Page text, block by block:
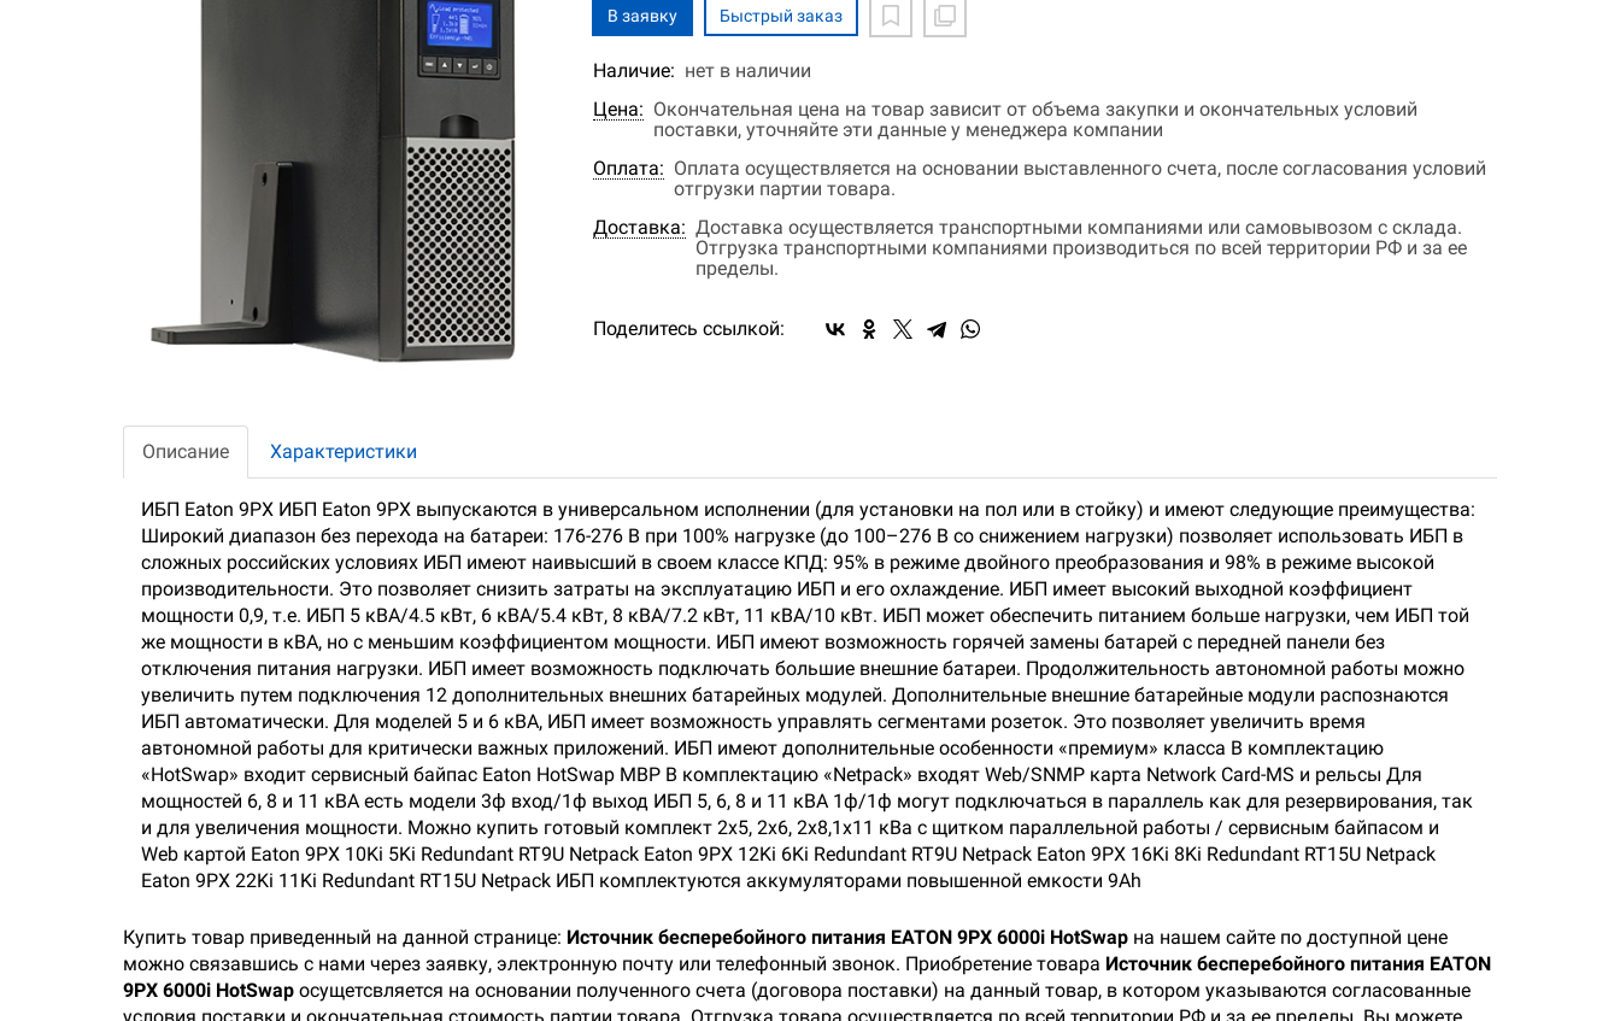
В заявку Быстрый заказ
Наличие: нет в наличии
Цена: Окончательная цена на товар зависит от объема закупки и окончательных условий
поставки, уточняйте эти данные у менеджера компании
Оплата: Оплата осуществляется на основании выставленного счета, после согласования условий
отгрузки партии товара.
Доставка: Доставка осуществляется транспортными компаниями или самовывозом с склада.
Отгрузка транспортными компаниями производиться по всей территории РФ и за ее
пределы.
Поделитесь ссылкой:
Описание Характеристики
ИБП Eaton 9PX ИБП Eaton 9PX выпускаются в универсальном исполнении (для установки на пол или в стойку) и имеют следующие преимущества:
Широкий диапазон без перехода на батареи: 176-276 В при 100% нагрузке (до 100–276 В со снижением нагрузки) позволяет использовать ИБП в
сложных российских условиях ИБП имеют наивысший в своем классе КПД: 95% в режиме двойного преобразования и 98% в режиме высокой
производительности. Это позволяет снизить затраты на эксплуатацию ИБП и его охлаждение. ИБП имеет высокий выходной коэффициент
мощности 0,9, т.е. ИБП 5 кВА/4.5 кВт, 6 кВА/5.4 кВт, 8 кВА/7.2 кВт, 11 кВА/10 кВт. ИБП может обеспечить питанием больше нагрузки, чем ИБП той
же мощности в кВА, но с меньшим коэффициентом мощности. ИБП имеют возможность горячей замены батарей с передней панели без
отключения питания нагрузки. ИБП имеет возможность подключать большие внешние батареи. Продолжительность автономной работы можно
увеличить путем подключения 12 дополнительных внешних батарейных модулей. Дополнительные внешние батарейные модули распознаются
ИБП автоматически. Для моделей 5 и 6 кВА, ИБП имеет возможность управлять сегментами розеток. Это позволяет увеличить время
автономной работы для критически важных приложений. ИБП имеют дополнительные особенности «премиум» класса В комплектацию
«HotSwap» входит сервисный байпас Eaton HotSwap MBP В комплектацию «Netpack» входят Web/SNMP карта Network Card-MS и рельсы Для
мощностей 6, 8 и 11 кВА есть модели 3ф вход/1ф выход ИБП 5, 6, 8 и 11 кВА 1ф/1ф могут подключаться в параллель как для резервирования, так
и для увеличения мощности. Можно купить готовый комплект 2х5, 2х6, 2х8,1х11 кВа с щитком параллельной работы / сервисным байпасом и
Web картой Eaton 9PX 10Ki 5Ki Redundant RT9U Netpack Eaton 9PX 12Ki 6Ki Redundant RT9U Netpack Eaton 9PX 16Ki 8Ki Redundant RT15U Netpack
Eaton 9PX 22Ki 11Ki Redundant RT15U Netpack ИБП комплектуются аккумуляторами повышенной емкости 9Ah
Купить товар приведенный на данной странице: Источник бесперебойного питания EATON 9PX 6000i HotSwap на нашем сайте по доступной цене
можно связавшись с нами через заявку, электронную почту или телефонный звонок. Приобретение товара Источник бесперебойного питания EATON
9PX 6000i HotSwap осущетсвляется на основании полученного счета (договора поставки) на данный товар, в котором указываются согласованные